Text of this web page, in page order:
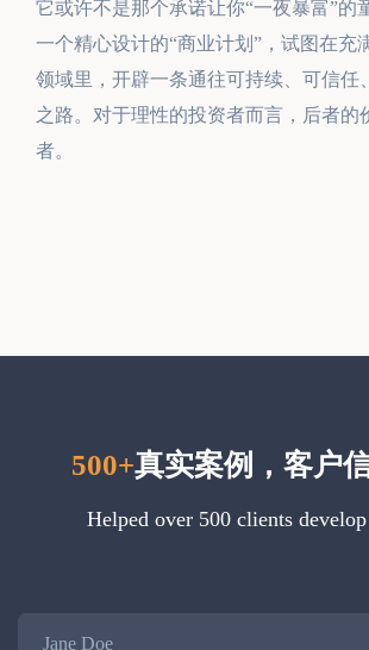
它或许不是那个承诺让你“一夜暴富”的
一个精心设计的“商业计划”，试图在充
领域里，开辟一条通往可持续、可信任
之路。对于理性的投资者而言，后者的
者。
500+真实案例，客户
Helped over 500 clients